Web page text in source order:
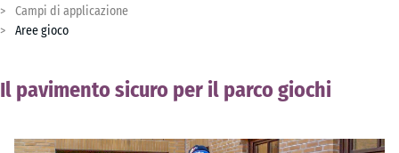
Campi di applicazione
Aree gioco
Il pavimento sicuro per il parco giochi